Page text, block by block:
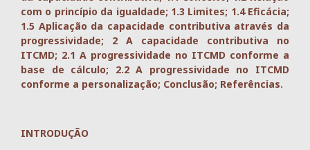
com o princípio da igualdade; 1.3 Limites; 1.4 Eficácia;
1.5 Aplicação da capacidade contributiva através da
progressividade; 2 A capacidade contributiva no
ITCMD; 2.1 A progressividade no ITCMD conforme a
base de cálculo; 2.2 A progressividade no ITCMD
conforme a personalização; Conclusão; Referências.
INTRODUÇÃO